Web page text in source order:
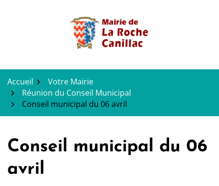
Accueil
Votre Mairie
Réunion du Conseil Municipal
Conseil municipal du 06 avril
Conseil municipal du 06
avril